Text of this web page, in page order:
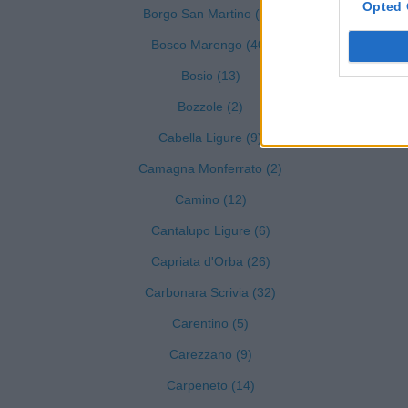
Opted
Borgo San Martino (25)
Bosco Marengo (40)
Bosio (13)
Bozzole (2)
Cabella Ligure (9)
Camagna Monferrato (2)
Camino (12)
Cantalupo Ligure (6)
Capriata d'Orba (26)
Carbonara Scrivia (32)
Carentino (5)
Carezzano (9)
Carpeneto (14)